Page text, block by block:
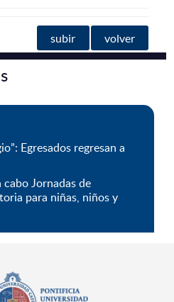
subir volver
Egresados regresan a
cabo Jornadas de
para niñas, niños y